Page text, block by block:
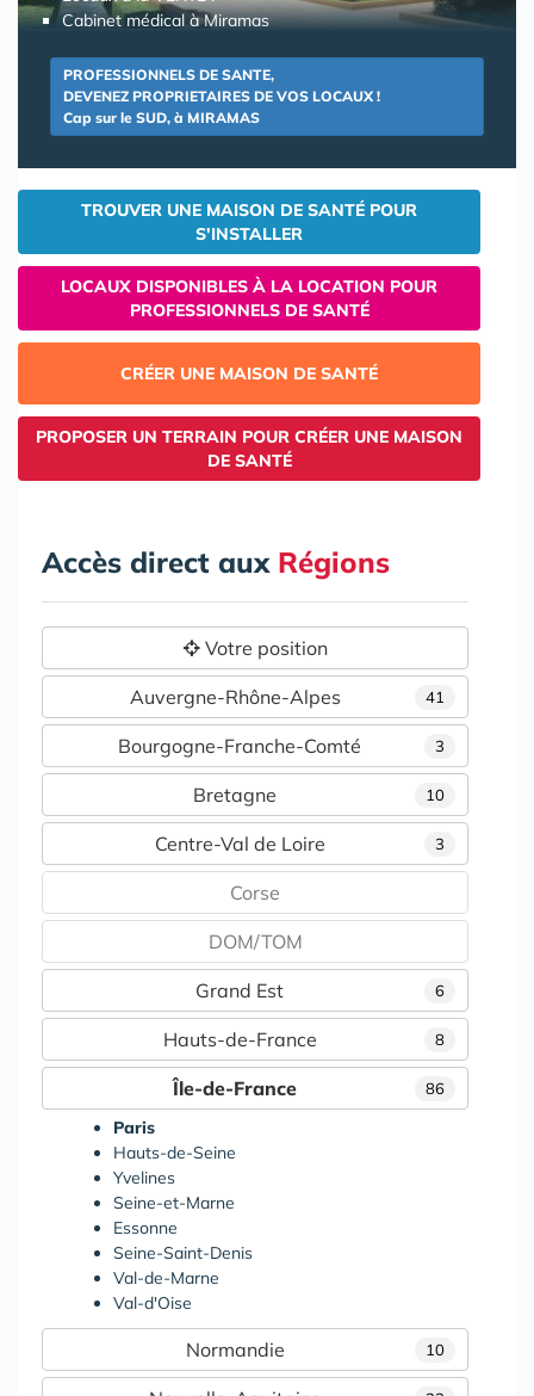
Cabinet médical à Miramas
PROFESSIONNELS DE SANTE,
DEVENEZ PROPRIETAIRES DE VOS LOCAUX !
Cap sur le SUD, à MIRAMAS
TROUVER UNE MAISON DE SANTÉ POUR
S'INSTALLER
LOCAUX DISPONIBLES À LA LOCATION POUR
PROFESSIONNELS DE SANTÉ
CRÉER UNE MAISON DE SANTÉ
PROPOSER UN TERRAIN POUR CRÉER UNE MAISON
DE SANTÉ
Accès direct aux Régions
Votre position
41
Auvergne-Rhône-Alpes
3
Bourgogne-Franche-Comté
10
Bretagne
3
Centre-Val de Loire
Corse
DOM/TOM
6
Grand Est
8
Hauts-de-France
86
Île-de-France
Paris
Hauts-de-Seine
Yvelines
Seine-et-Marne
Essonne
Seine-Saint-Denis
Val-de-Marne
Val-d'Oise
10
Normandie